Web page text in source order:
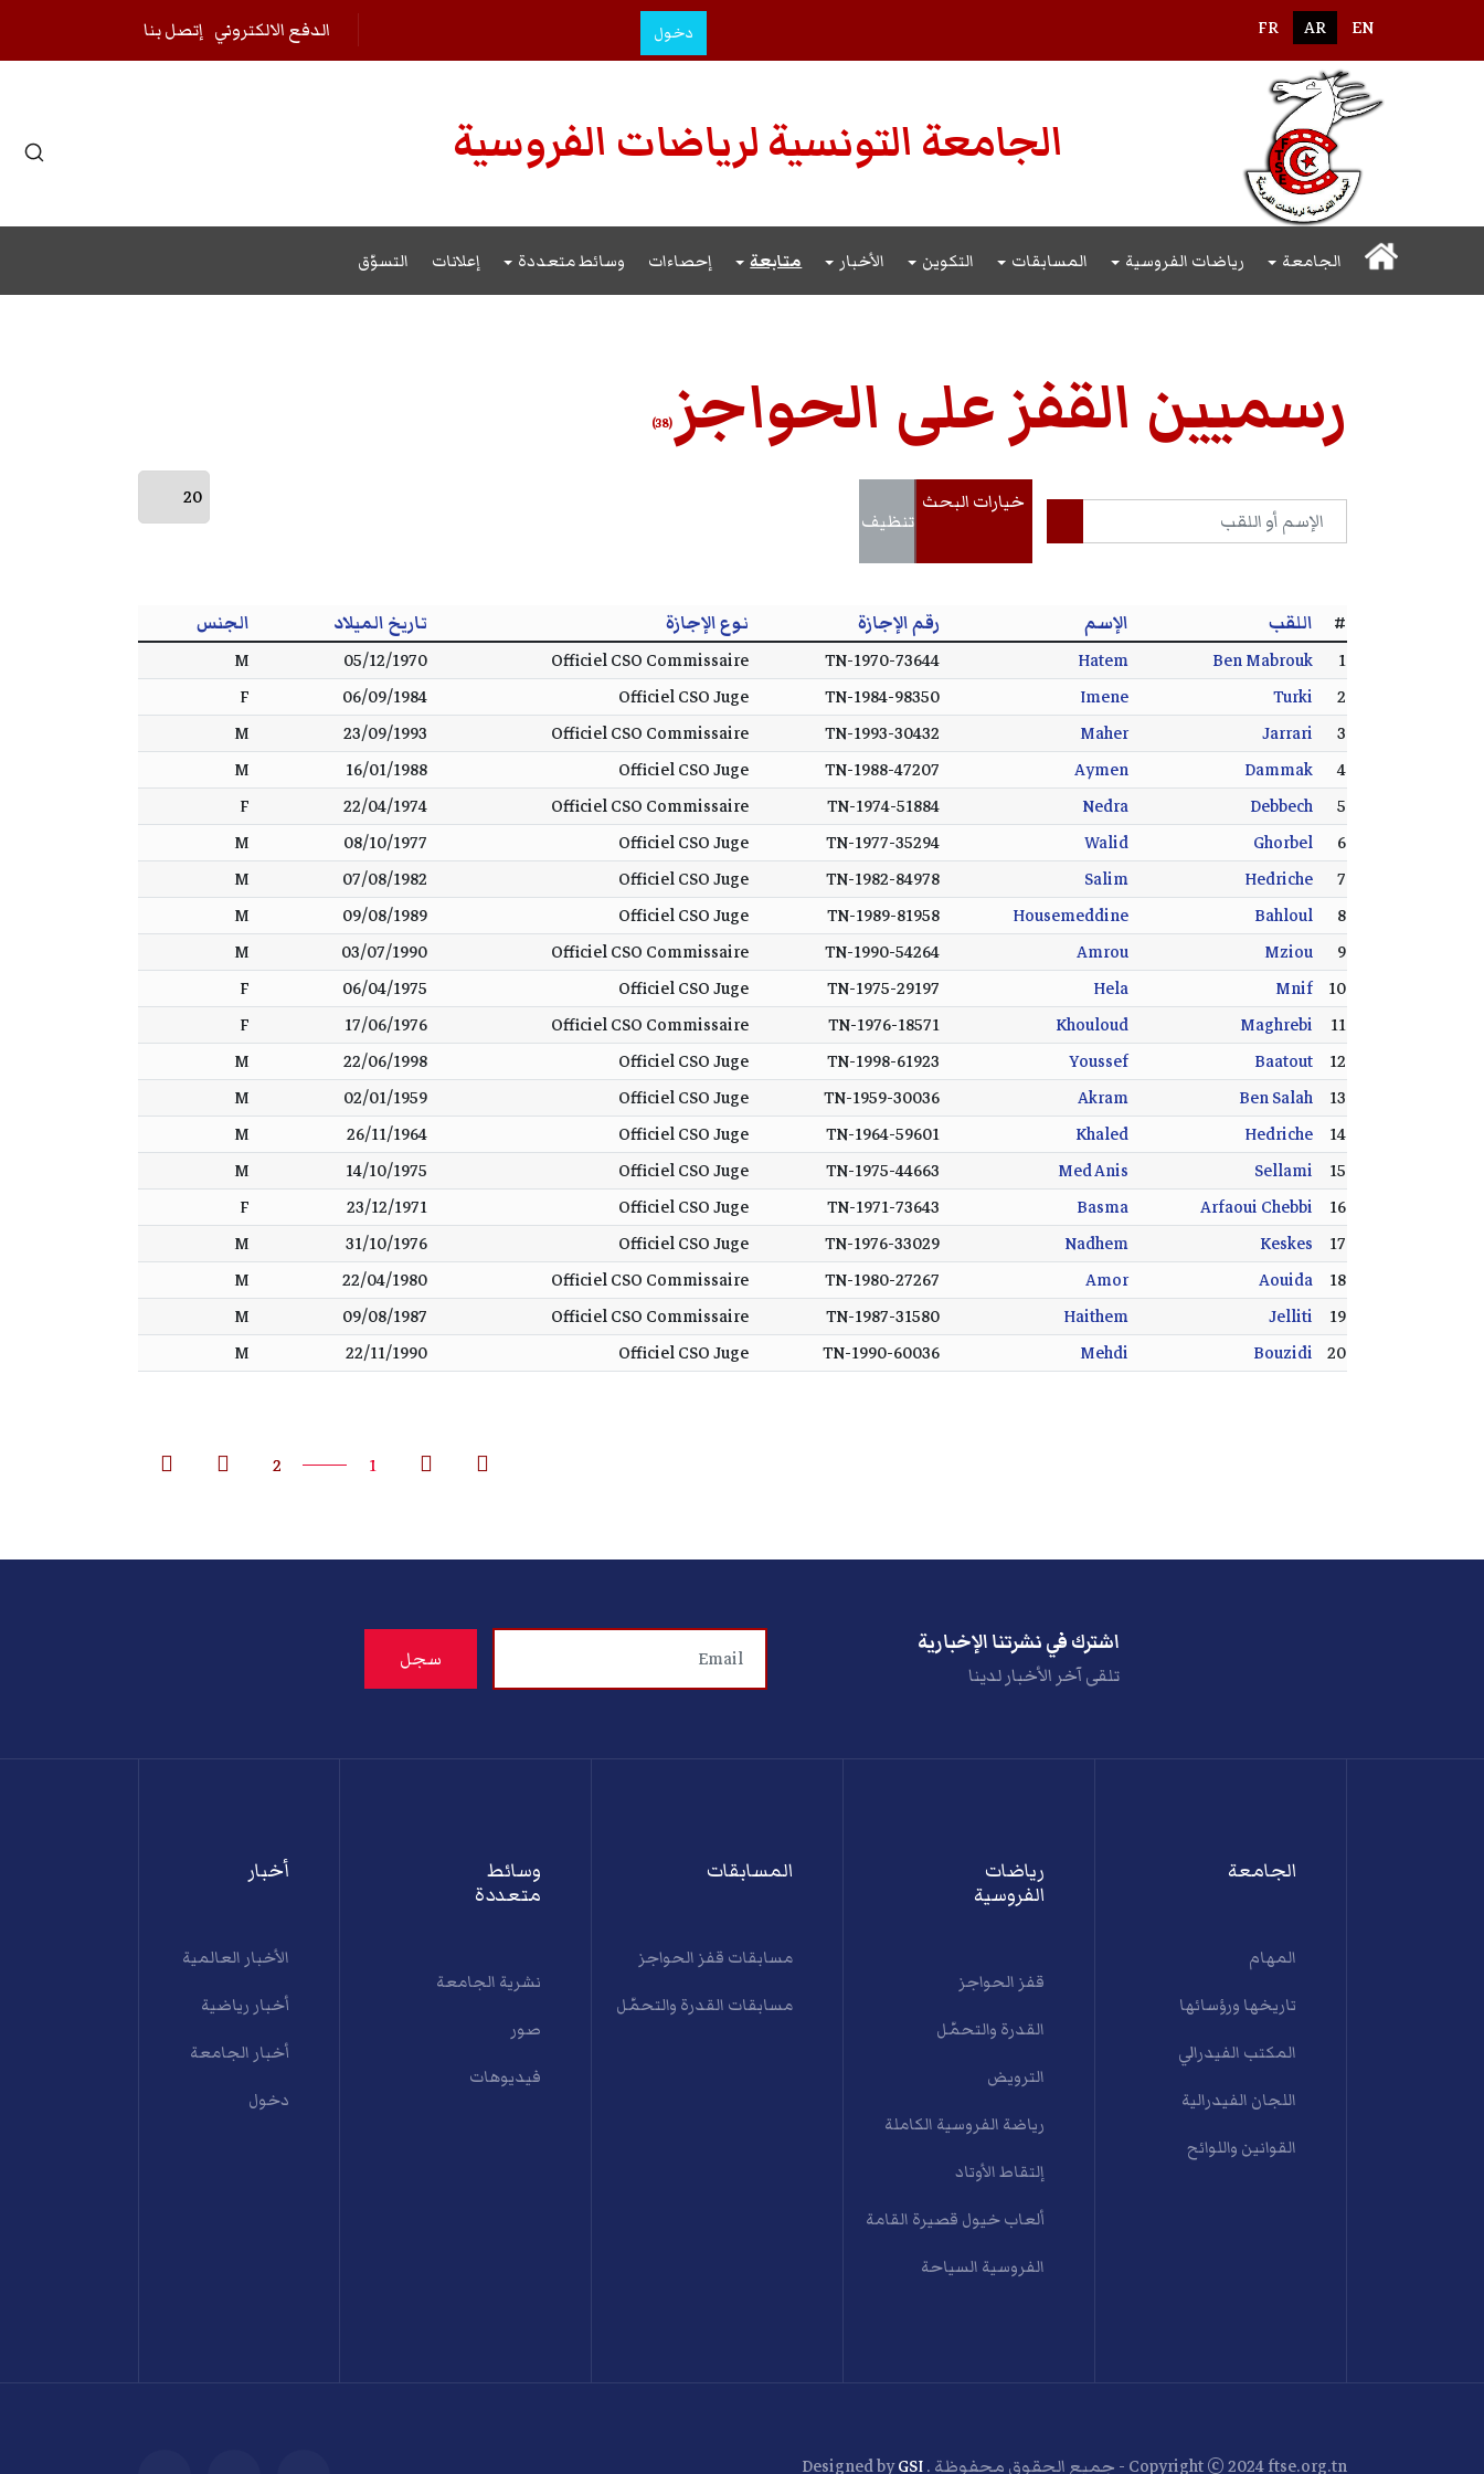
دخول إتصل بنا الدفع الالكتروني FR AR EN
الجامعة التونسية لرياضات الفروسية
الجامعة رياضات الفروسية المسابقات التكوين الأخبار متابعة إحصاءات وسائط متعددة إعلانات التسوّق
رسميين القفز على الحواجز (38)
خيارات البحث
تنظيف
# اللقب الإسم رقم الإجازة نوع الإجازة تاريخ الميلاد
الجنس
1
Ben Mabrouk
Hatem
TN-1970-73644
Officiel CSO Commissaire
05/12/1970
M
2
Turki
Imene
TN-1984-98350
Officiel CSO Juge
06/09/1984
F
3
Jarrari
Maher
TN-1993-30432
Officiel CSO Commissaire
23/09/1993
M
4
Dammak
Aymen
TN-1988-47207
Officiel CSO Juge
16/01/1988
M
5
Debbech
Nedra
TN-1974-51884
Officiel CSO Commissaire
22/04/1974
F
6
Ghorbel
Walid
TN-1977-35294
Officiel CSO Juge
08/10/1977
M
7
Hedriche
Salim
TN-1982-84978
Officiel CSO Juge
07/08/1982
M
8
Bahloul
Housemeddine
TN-1989-81958
Officiel CSO Juge
09/08/1989
M
9
Mziou
Amrou
TN-1990-54264
Officiel CSO Commissaire
03/07/1990
M
10
Mnif
Hela
TN-1975-29197
Officiel CSO Juge
06/04/1975
F
11
Maghrebi
Khouloud
TN-1976-18571
Officiel CSO Commissaire
17/06/1976
F
12
Baatout
Youssef
TN-1998-61923
Officiel CSO Juge
22/06/1998
M
13
Ben Salah
Akram
TN-1959-30036
Officiel CSO Juge
02/01/1959
M
14
Hedriche
Khaled
TN-1964-59601
Officiel CSO Juge
26/11/1964
M
15
Sellami
Med Anis
TN-1975-44663
Officiel CSO Juge
14/10/1975
M
16
Arfaoui Chebbi
Basma
TN-1971-73643
Officiel CSO Juge
23/12/1971
F
17
Keskes
Nadhem
TN-1976-33029
Officiel CSO Juge
31/10/1976
M
18
Aouida
Amor
TN-1980-27267
Officiel CSO Commissaire
22/04/1980
M
19
Jelliti
Haithem
TN-1987-31580
Officiel CSO Commissaire
09/08/1987
M
20
Bouzidi
Mehdi
TN-1990-60036
Officiel CSO Juge
22/11/1990
M
1
2
اشترك في نشرتنا الإخبارية
تلقى آخر الأخبار لدينا
الجامعة
المهام
تاريخها ورؤسائها
المكتب الفيدرالي
اللجان الفيدرالية
القوانين واللوائح
رياضات
الفروسية
قفز الحواجز
القدرة والتحمّل
الترويض
رياضة الفروسية الكاملة
إلتقاط الأوتاد
ألعاب خيول قصيرة القامة
الفروسية السياحة
المسابقات
مسابقات قفز الحواجز
مسابقات القدرة والتحمّل
وسائط
متعددة
نشرية الجامعة
صور
فيديوهات
أخبار
الأخبار العالمية
أخبار رياضية
أخبار الجامعة
دخول
Copyright © 2024 ftse.org.tn - جميع الحقوق محفوظة . Designed by GSI